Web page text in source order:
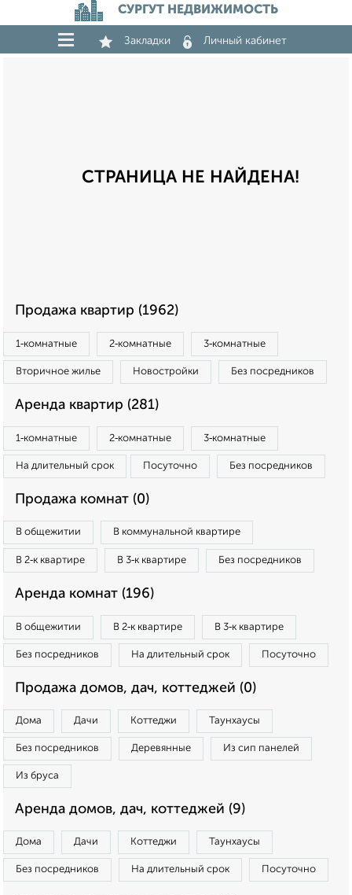
СУРГУТ НЕДВИЖИМОСТЬ
Закладки Личный кабинет
СТРАНИЦА НЕ НАЙДЕНА!
Продажа квартир (1962)
1‑комнатные 2‑комнатные 3‑комнатные
Вторичное жилье Новостройки Без посредников
Аренда квартир (281)
1‑комнатные 2‑комнатные 3‑комнатные
На длительный срок Посуточно Без посредников
Продажа комнат (0)
В общежитии В коммунальной квартире
В 2‑к квартире В 3‑к квартире Без посредников
Аренда комнат (196)
В общежитии В 2‑к квартире В 3‑к квартире
Без посредников На длительный срок Посуточно
Продажа домов, дач, коттеджей (0)
Дома Дачи Коттеджи Таунхаусы
Без посредников Деревянные Из сип панелей
Из бруса
Аренда домов, дач, коттеджей (9)
Дома Дачи Коттеджи Таунхаусы
Без посредников На длительный срок Посуточно